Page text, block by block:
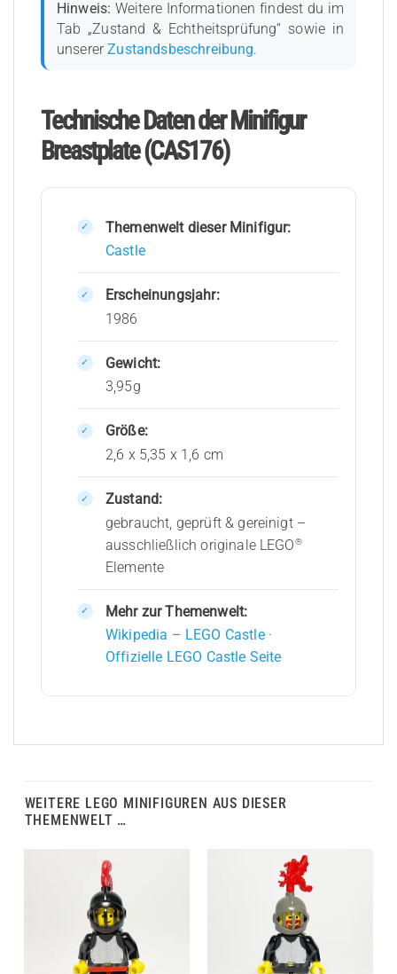
Hinweis: Weitere Informationen findest du im
Tab „Zustand & Echtheitsprüfung“ sowie in
unsererZustandsbeschreibung.
Technische Daten der Minifigur
Breastplate (CAS176)
Themenwelt dieser Minifigur:
Castle
Erscheinungsjahr:
1986
Gewicht:
3,95g
Größe:
2,6 x 5,35 x 1,6 cm
Zustand:
gebraucht, geprüft & gereinigt –
ausschließlich originale LEGO®
Elemente
Mehr zur Themenwelt:
Wikipedia – LEGO Castle·
Offizielle LEGO Castle Seite
WEITERE LEGO MINIFIGUREN AUS DIESER
THEMENWELT …